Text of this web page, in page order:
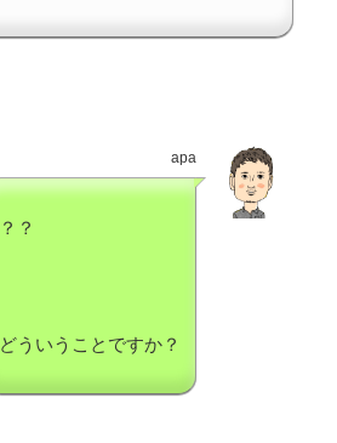
apa
？？
どういうことですか？